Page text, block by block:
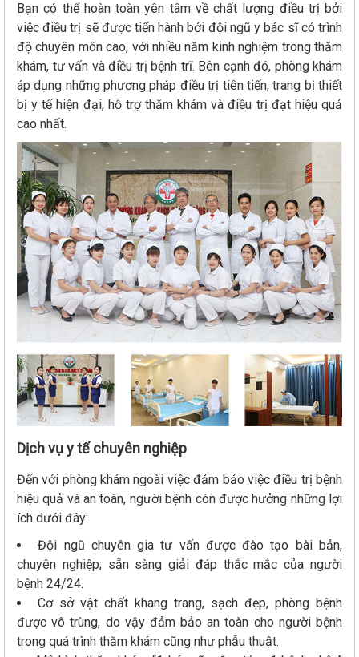
Bạn có thể hoàn toàn yên tâm về chất lượng điều trị bởi
việc điều trị sẽ được tiến hành bởi đội ngũ y bác sĩ có trình
độ chuyên môn cao, với nhiều năm kinh nghiệm trong thăm
khám, tư vấn và điều trị bệnh trĩ. Bên cạnh đó, phòng khám
áp dụng những phương pháp điều trị tiên tiến, trang bị thiết
bị y tế hiện đại, hỗ trợ thăm khám và điều trị đạt hiệu quả
cao nhất.
Dịch vụ y tế chuyên nghiệp
Đến với phòng khám ngoài việc đảm bảo việc điều trị bệnh
hiệu quả và an toàn, người bệnh còn được hưởng những lợi
ích dưới đây:
Đội ngũ chuyên gia tư vấn được đào tạo bài bản,
chuyên nghiệp; sẵn sàng giải đáp thắc mắc của người
bệnh 24/24.
Cơ sở vật chất khang trang, sạch đẹp, phòng bệnh
được vô trùng, do vậy đảm bảo an toàn cho người bệnh
trong quá trình thăm khám cũng như phẫu thuật.